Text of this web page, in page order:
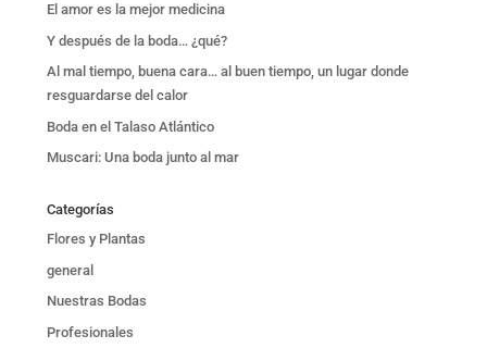
El amor es la mejor medicina
Y después de la boda… ¿qué?
Al mal tiempo, buena cara… al buen tiempo, un lugar donde
resguardarse del calor
Boda en el Talaso Atlántico
Muscari: Una boda junto al mar
Categorías
Flores y Plantas
general
Nuestras Bodas
Profesionales